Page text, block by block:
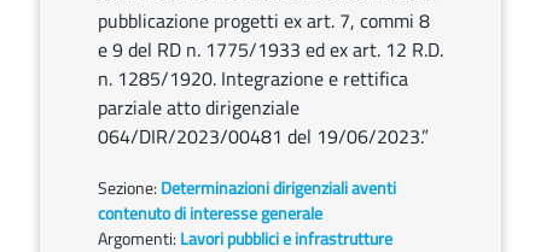
pubblicazione progetti ex art. 7, commi 8
e 9 del RD n. 1775/1933 ed ex art. 12 R.D.
n. 1285/1920. Integrazione e rettifica
parziale atto dirigenziale
064/DIR/2023/00481 del 19/06/2023.”
Sezione: Determinazioni dirigenziali aventi
contenuto di interesse generale
Argomenti: Lavori pubblici e infrastrutture